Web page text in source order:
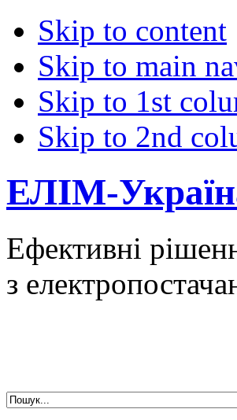
Skip to content
Skip to main
Skip to 1st
Skip to 2nd
ЕЛІМ-
Ефективні
з